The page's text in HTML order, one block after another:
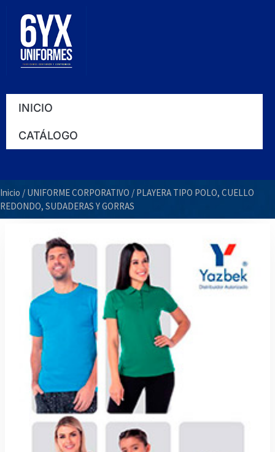
contenido
INICIO
CATÁLOGO
Inicio / UNIFORME CORPORATIVO / PLAYERA TIPO POLO, CUELLO
REDONDO, SUDADERAS Y GORRAS